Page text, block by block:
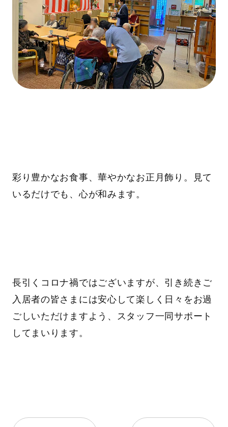
彩り豊かなお食事、華やかなお正月飾り。見て
いるだけでも、心が和みます。
長引くコロナ禍ではございますが、引き続きご
入居者の皆さまには安心して楽しく日々をお過
ごしいただけますよう、スタッフ一同サポート
してまいります。